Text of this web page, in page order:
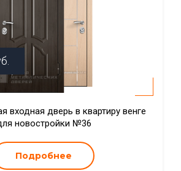
входная дверь в квартиру венге
новостройки №36
Подробнее